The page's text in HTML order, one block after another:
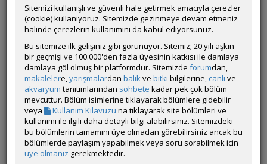
Akvaryum Canlıları (0)
131. Yarışma
Bitki Akvaryumları (0)
Sitemizi kullanışlı ve güvenli hale getirmek amacıyla çerezler
(cookie) kullanıyoruz. Sitemizde gezinmeye devam etmeniz
halinde çerezlerin kullanımını da kabul ediyorsunuz.
Bu sitemize ilk gelişiniz gibi görünüyor. Sitemiz; 20 yılı aşkın
bir geçmişi ve 100.000'den fazla üyesinin katkısı ile damlaya
damlaya göl olmuş bir platformdur. Sitemizde forumdan,
makalelere,yarışmalardan balıkve bitki bilgilerine, canlı ve
akvaryum tanıtımlarından sohbete kadar pek çok bölüm
mevcuttur. Bölüm isimlerine tıklayarak bölümlere gidebilir
veya
Kullanım Kılavuzu'na tıklayarak site bölümleri ve
kullanımı ile ilgili daha detaylı bilgi alabilirsiniz. Sitemizdeki
bu bölümlerin tamamını üye olmadan görebilirsiniz ancak bu
bölümlerde paylaşım yapabilmek veya soru sorabilmek için
üye olmanız gerekmektedir.